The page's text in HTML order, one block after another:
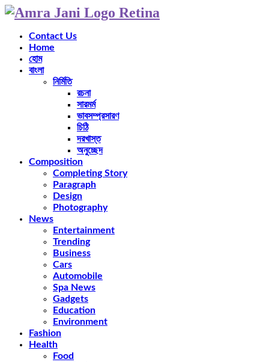
Contact Us
Home
হোম
বাংলা
নির্মিতি
রচনা
সারমর্ম
ভাবসম্প্রসারণ
চিঠি
দরখাস্ত
অনুচ্ছেদ
Composition
Completing Story
Paragraph
Design
Photography
News
Entertainment
Trending
Business
Cars
Automobile
Spa News
Gadgets
Education
Environment
Fashion
Health
Food